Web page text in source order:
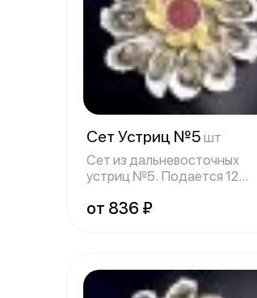
Сет Устриц №5 шт
Сет из дальневосточных
устриц №5. Подается 12
от 836 ₽